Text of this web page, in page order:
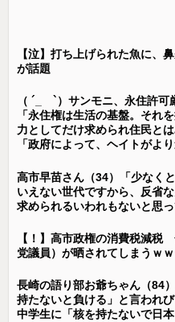
【泣】打ち上げられた魚に、
が話題
（ ´_ゝ`）サンモニ、永住許
「永住権は生活の基盤。それ
力としてだけ求められ住民と
「政府によって、ヘイトがよ
高市早苗さん（34）「少なく
いえない世代ですから、反省
求められるいわれもないと思っ
【！】高市政権の消費税減
党議員）が晒されてしまうｗ
長崎の語り部お爺ちゃん（84
持たないと負ける」と言われ
中学生に「核を持たないで日